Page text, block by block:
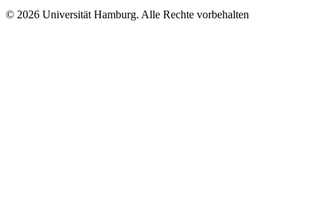
© 2026 Universität Hamburg. Alle Rechte vorbehalten